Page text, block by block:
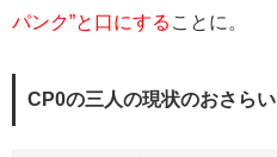
パンク”と口にする ことに。
CP0の三人の現状のおさらい